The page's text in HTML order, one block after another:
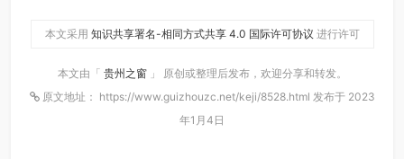
本文采用 知识共享署名-相同方式共享 4.0 国际许可协议 进行许可
本文由「 贵州之窗 」 原创或整理后发布，欢迎分享和转发。
原文地址： https://www.guizhouzc.net/keji/8528.html 发布于 2023
年1月4日